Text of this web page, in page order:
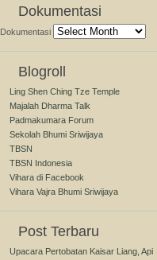
Dokumentasi
Dokumentasi
Blogroll
Ling Shen Ching Tze Temple
Majalah Dharma Talk
Padmakumara Forum
Sekolah Bhumi Sriwijaya
TBSN
TBSN Indonesia
Vihara di Facebook
Vihara Vajra Bhumi Sriwijaya
Post Terbaru
Upacara Pertobatan Kaisar Liang, Api